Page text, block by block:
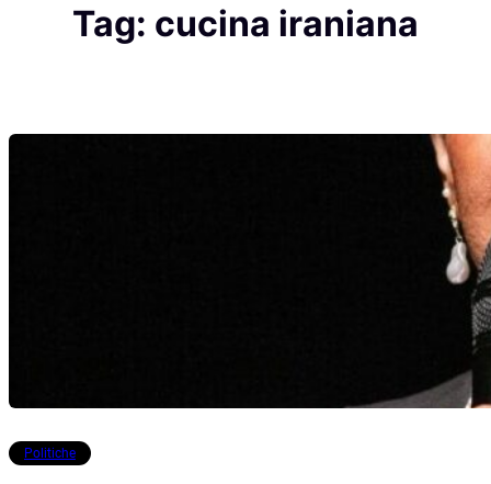
Tag: cucina iraniana
Politiche